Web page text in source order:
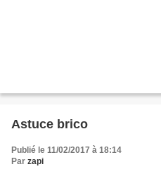
Astuce brico
Publié le 11/02/2017 à 18:14
Par zapi